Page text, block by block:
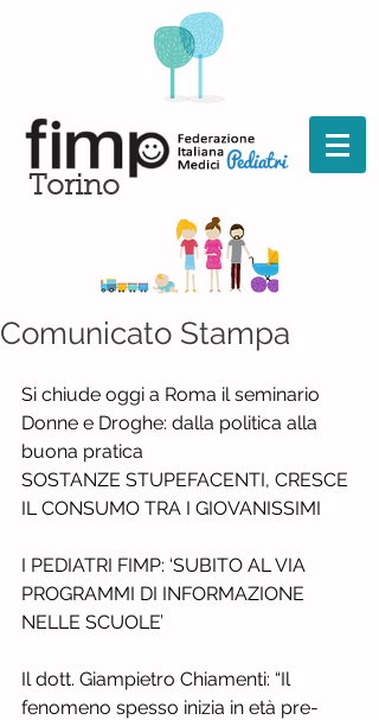
Torino
Comunicato Stampa
Si chiude oggi a Roma il seminario
Donne e Droghe: dalla politica alla
buona pratica
SOSTANZE STUPEFACENTI, CRESCE
IL CONSUMO TRA I GIOVANISSIMI
I PEDIATRI FIMP: ‘SUBITO AL VIA
PROGRAMMI DI INFORMAZIONE
NELLE SCUOLE’
Il dott. Giampietro Chiamenti: “Il
fenomeno spesso inizia in età pre-